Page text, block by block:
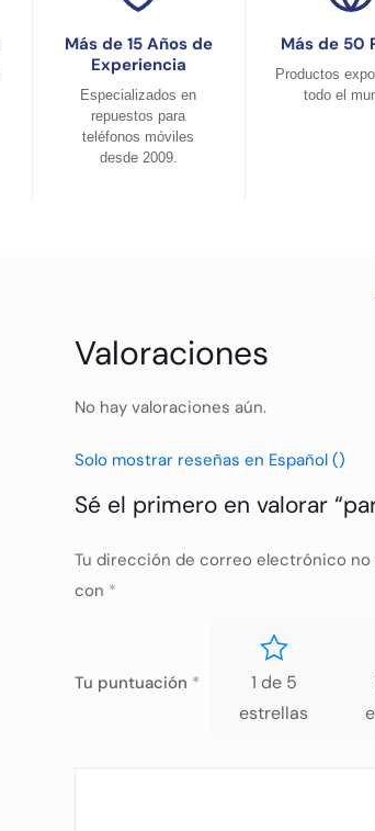
Más de 15 Años de
Experiencia
Especializados en
repuestos para
teléfonos móviles
desde 2009.
Más de 50
Productos
todo el
Valoraciones
No hay valoraciones aún.
Solo mostrar reseñas en Español ()
Sé el primero en valorar
Tu dirección de correo electrónico no
con *
Tu puntuación *
1 de 5
estrellas